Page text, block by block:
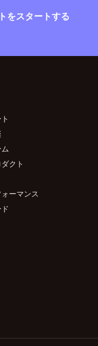
をスタートする
クト
ーマンス